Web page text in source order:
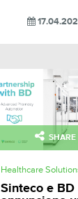
SHARE
Healthcare
Sinteco e BD